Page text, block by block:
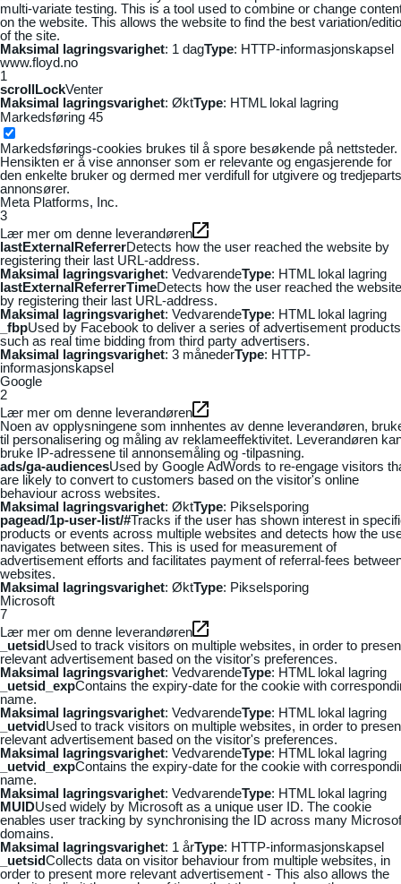
multi-variate testing. This is a tool used to combine or change
on the website. This allows the website to find the best variation/
of the site.
Maksimal lagringsvarighet: 1 dagType: HTTP-informasjonskapsel
www.floyd.no
1
scrollLockVenter
Maksimal lagringsvarighet: ØktType: HTML lokal lagring
Markedsføring 45
Markedsførings-cookies brukes til å spore besøkende på nettsteder.
Hensikten er å vise annonser som er relevante og engasjerende for
den enkelte bruker og dermed mer verdifull for utgivere og tredjeparts
annonsører.
Meta Platforms, Inc.
3
Lær mer om denne leverandøren
lastExternalReferrerDetects how the user reached the website by
registering their last URL-address.
Maksimal lagringsvarighet: VedvarendeType: HTML lokal lagring
lastExternalReferrerTimeDetects how the user reached the website
by registering their last URL-address.
Maksimal lagringsvarighet: VedvarendeType: HTML lokal lagring
_fbpUsed by Facebook to deliver a series of advertisement products
such as real time bidding from third party advertisers.
Maksimal lagringsvarighet: 3 månederType: HTTP-
informasjonskapsel
Google
2
Lær mer om denne leverandøren
Noen av opplysningene som innhentes av denne leverandøren,
til personalisering og måling av reklameeffektivitet. Leverandøren
bruke IP-adressene til annonsemåling og -tilpasning.
ads/ga-audiencesUsed by Google AdWords to re-engage visitors
are likely to convert to customers based on the visitor's online
behaviour across websites.
Maksimal lagringsvarighet: ØktType: Pikselsporing
pagead/1p-user-list/#Tracks if the user has shown interest in
products or events across multiple websites and detects how the
navigates between sites. This is used for measurement of
advertisement efforts and facilitates payment of referral-fees
websites.
Maksimal lagringsvarighet: ØktType: Pikselsporing
Microsoft
7
Lær mer om denne leverandøren
_uetsidUsed to track visitors on multiple websites, in order to
relevant advertisement based on the visitor's preferences.
Maksimal lagringsvarighet: VedvarendeType: HTML lokal lagring
_uetsid_expContains the expiry-date for the cookie with
name.
Maksimal lagringsvarighet: VedvarendeType: HTML lokal lagring
_uetvidUsed to track visitors on multiple websites, in order to
relevant advertisement based on the visitor's preferences.
Maksimal lagringsvarighet: VedvarendeType: HTML lokal lagring
_uetvid_expContains the expiry-date for the cookie with
name.
Maksimal lagringsvarighet: VedvarendeType: HTML lokal lagring
MUIDUsed widely by Microsoft as a unique user ID. The cookie
enables user tracking by synchronising the ID across many
domains.
Maksimal lagringsvarighet: 1 årType: HTTP-informasjonskapsel
_uetsidCollects data on visitor behaviour from multiple websites, in
order to present more relevant advertisement - This also allows the